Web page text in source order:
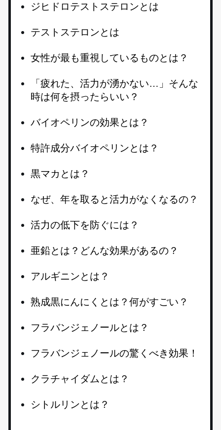
ジヒドロテストステロンとは
テストステロンとは
女性が最も重視しているものとは？
「疲れた、活力が湧かない…」そんな
時は何を摂ったらいい？
バイオペリンの効果とは？
特許成分バイオペリンとは？
黒マカとは？
なぜ、年を取ると活力がなくなるの？
活力の低下を防ぐには？
亜鉛とは？どんな効果があるの？
アルギニンとは？
熟成黒にんにくとは？何がすごい？
フラバンジェノールとは？
フラバンジェノールの驚くべき効果！
クラチャイダムとは？
シトルリンとは？